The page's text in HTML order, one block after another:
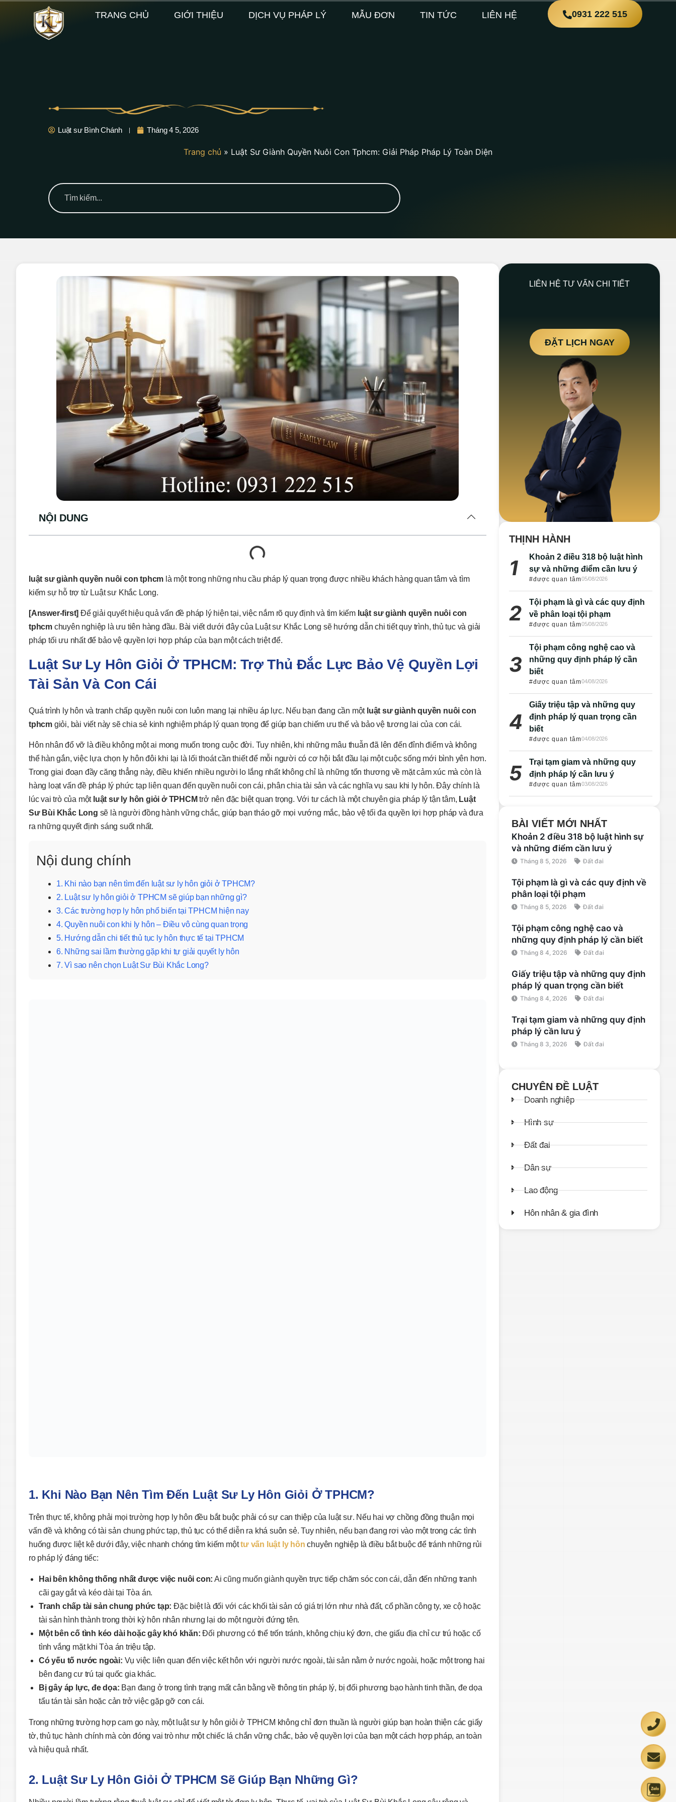
TRANG CHỦ GIỚI THIỆU DỊCH VỤ PHÁP LÝ MẪU ĐƠN TIN TỨC LIÊN HỆ 0931 222 515
Luật sư Bình Chánh Tháng 4 5, 2026
Trang chủ » Luật Sư Giành Quyền Nuôi Con Tphcm: Giải Pháp Pháp Lý Toàn Diện
NỘI DUNG
luật sư giành quyền nuôi con tphcm là một trong những nhu cầu pháp lý quan trọng được nhiều khách hàng quan tâm và tìm
kiếm sự hỗ trợ từ Luật sư Khắc Long.
[Answer-first] Để giải quyết hiệu quả vấn đề pháp lý hiện tại, việc nắm rõ quy định và tìm kiếm luật sư giành quyền nuôi con
tphcm chuyên nghiệp là ưu tiên hàng đầu. Bài viết dưới đây của Luật sư Khắc Long sẽ hướng dẫn chi tiết quy trình, thủ tục và giải
pháp tối ưu nhất để bảo vệ quyền lợi hợp pháp của bạn một cách triệt để.
Luật Sư Ly Hôn Giỏi Ở TPHCM: Trợ Thủ Đắc Lực Bảo Vệ Quyền Lợi
Tài Sản Và Con Cái
Quá trình ly hôn và tranh chấp quyền nuôi con luôn mang lại nhiều áp lực. Nếu bạn đang cần một luật sư giành quyền nuôi con
tphcm giỏi, bài viết này sẽ chia sẻ kinh nghiệm pháp lý quan trọng để giúp bạn chiếm ưu thế và bảo vệ tương lai của con cái.
Hôn nhân đổ vỡ là điều không một ai mong muốn trong cuộc đời. Tuy nhiên, khi những mâu thuẫn đã lên đến đỉnh điểm và không
thể hàn gắn, việc lựa chọn ly hôn đôi khi lại là lối thoát cần thiết để mỗi người có cơ hội bắt đầu lại một cuộc sống mới bình yên hơn.
Trong giai đoạn đầy căng thẳng này, điều khiến nhiều người lo lắng nhất không chỉ là những tổn thương về mặt cảm xúc mà còn là
hàng loạt vấn đề pháp lý phức tạp liên quan đến quyền nuôi con cái, phân chia tài sản và các nghĩa vụ sau khi ly hôn. Đây chính là
lúc vai trò của một luật sư ly hôn giỏi ở TPHCM trở nên đặc biệt quan trọng. Với tư cách là một chuyên gia pháp lý tận tâm, Luật
Sư Bùi Khắc Long sẽ là người đồng hành vững chắc, giúp bạn tháo gỡ mọi vướng mắc, bảo vệ tối đa quyền lợi hợp pháp và đưa
ra những quyết định sáng suốt nhất.
Nội dung chính
1. Khi nào bạn nên tìm đến luật sư ly hôn giỏi ở TPHCM?
2. Luật sư ly hôn giỏi ở TPHCM sẽ giúp bạn những gì?
3. Các trường hợp ly hôn phổ biến tại TPHCM hiện nay
4. Quyền nuôi con khi ly hôn – Điều vô cùng quan trọng
5. Hướng dẫn chi tiết thủ tục ly hôn thực tế tại TPHCM
6. Những sai lầm thường gặp khi tự giải quyết ly hôn
7. Vì sao nên chọn Luật Sư Bùi Khắc Long?
1. Khi Nào Bạn Nên Tìm Đến Luật Sư Ly Hôn Giỏi Ở TPHCM?
Trên thực tế, không phải mọi trường hợp ly hôn đều bắt buộc phải có sự can thiệp của luật sư. Nếu hai vợ chồng đồng thuận mọi
vấn đề và không có tài sản chung phức tạp, thủ tục có thể diễn ra khá suôn sẻ. Tuy nhiên, nếu bạn đang rơi vào một trong các tình
huống được liệt kê dưới đây, việc nhanh chóng tìm kiếm mộttư vấn luật ly hôn chuyên nghiệp là điều bắt buộc để tránh những rủi
ro pháp lý đáng tiếc:
Hai bên không thống nhất được việc nuôi con: Ai cũng muốn giành quyền trực tiếp chăm sóc con cái, dẫn đến những tranh
cãi gay gắt và kéo dài tại Tòa án.
Tranh chấp tài sản chung phức tạp: Đặc biệt là đối với các khối tài sản có giá trị lớn như nhà đất, cổ phần công ty, xe cộ hoặc
tài sản hình thành trong thời kỳ hôn nhân nhưng lại do một người đứng tên.
Một bên cố tình kéo dài hoặc gây khó khăn: Đối phương có thể trốn tránh, không chịu ký đơn, che giấu địa chỉ cư trú hoặc cố
tình vắng mặt khi Tòa án triệu tập.
Có yếu tố nước ngoài: Vụ việc liên quan đến việc kết hôn với người nước ngoài, tài sản nằm ở nước ngoài, hoặc một trong hai
bên đang cư trú tại quốc gia khác.
Bị gây áp lực, đe dọa: Bạn đang ở trong tình trạng mất cân bằng về thông tin pháp lý, bị đối phương bạo hành tinh thần, đe dọa
tẩu tán tài sản hoặc cản trở việc gặp gỡ con cái.
Trong những trường hợp cam go này, một luật sư ly hôn giỏi ở TPHCM không chỉ đơn thuần là người giúp bạn hoàn thiện các giấy
tờ, thủ tục hành chính mà còn đóng vai trò như một chiếc lá chắn vững chắc, bảo vệ quyền lợi của bạn một cách hợp pháp, an toàn
và hiệu quả nhất.
2. Luật Sư Ly Hôn Giỏi Ở TPHCM Sẽ Giúp Bạn Những Gì?
LIÊN HỆ TƯ VẤN CHI TIẾT
ĐẶT LỊCH NGAY
THỊNH HÀNH
Khoản 2 điều 318 bộ luật hình
sự và những điểm cần lưu ý
#được quan tâm05/08/2026
Tội phạm là gì và các quy định
về phân loại tội phạm
#được quan tâm05/08/2026
Tội phạm công nghệ cao và
những quy định pháp lý cần
biết
#được quan tâm04/08/2026
Giấy triệu tập và những quy
định pháp lý quan trọng cần
biết
#được quan tâm04/08/2026
Trại tạm giam và những quy
định pháp lý cần lưu ý
#được quan tâm03/08/2026
BÀI VIẾT MỚI NHẤT
Khoản 2 điều 318 bộ luật hình sự
và những điểm cần lưu ý
Tháng 8 5, 2026 Đất đai
Tội phạm là gì và các quy định về
phân loại tội phạm
Tháng 8 5, 2026 Đất đai
Tội phạm công nghệ cao và
những quy định pháp lý cần biết
Tháng 8 4, 2026 Đất đai
Giấy triệu tập và những quy định
pháp lý quan trọng cần biết
Tháng 8 4, 2026 Đất đai
Trại tạm giam và những quy định
pháp lý cần lưu ý
Tháng 8 3, 2026 Đất đai
CHUYÊN ĐỀ LUẬT
Doanh nghiệp
Hình sự
Đất đai
Dân sự
Lao động
Hôn nhân & gia đình